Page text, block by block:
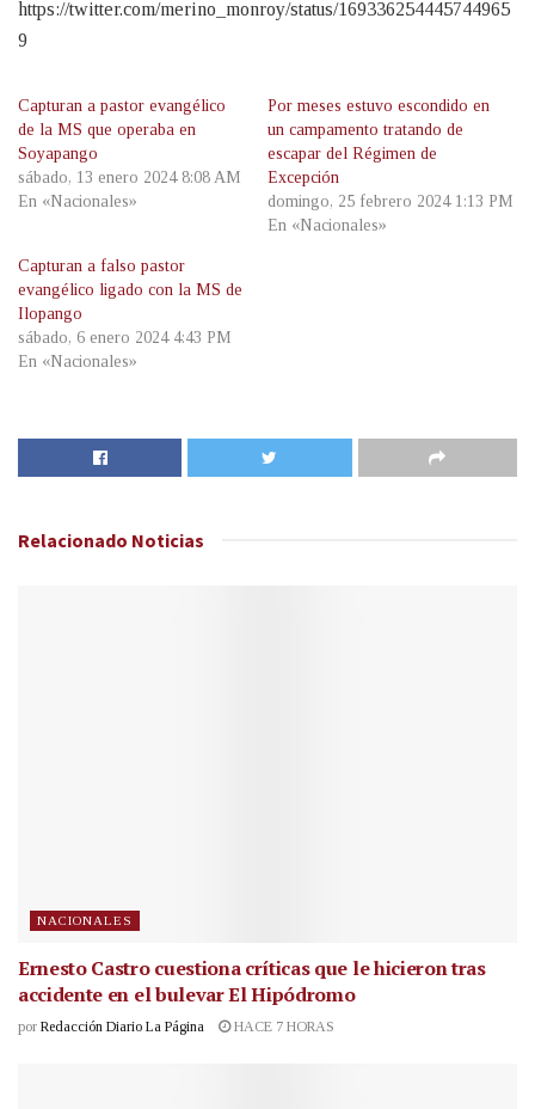
https://twitter.com/merino_monroy/status/169336254445744965
9
Capturan a pastor evangélico
de la MS que operaba en
Soyapango
sábado, 13 enero 2024 8:08 AM
En «Nacionales»
Por meses estuvo escondido en
un campamento tratando de
escapar del Régimen de
Excepción
domingo, 25 febrero 2024 1:13 PM
En «Nacionales»
Capturan a falso pastor
evangélico ligado con la MS de
Ilopango
sábado, 6 enero 2024 4:43 PM
En «Nacionales»
Relacionado Noticias
NACIONALES
Ernesto Castro cuestiona críticas que le hicieron tras
accidente en el bulevar El Hipódromo
por Redacción Diario La Página HACE 7 HORAS